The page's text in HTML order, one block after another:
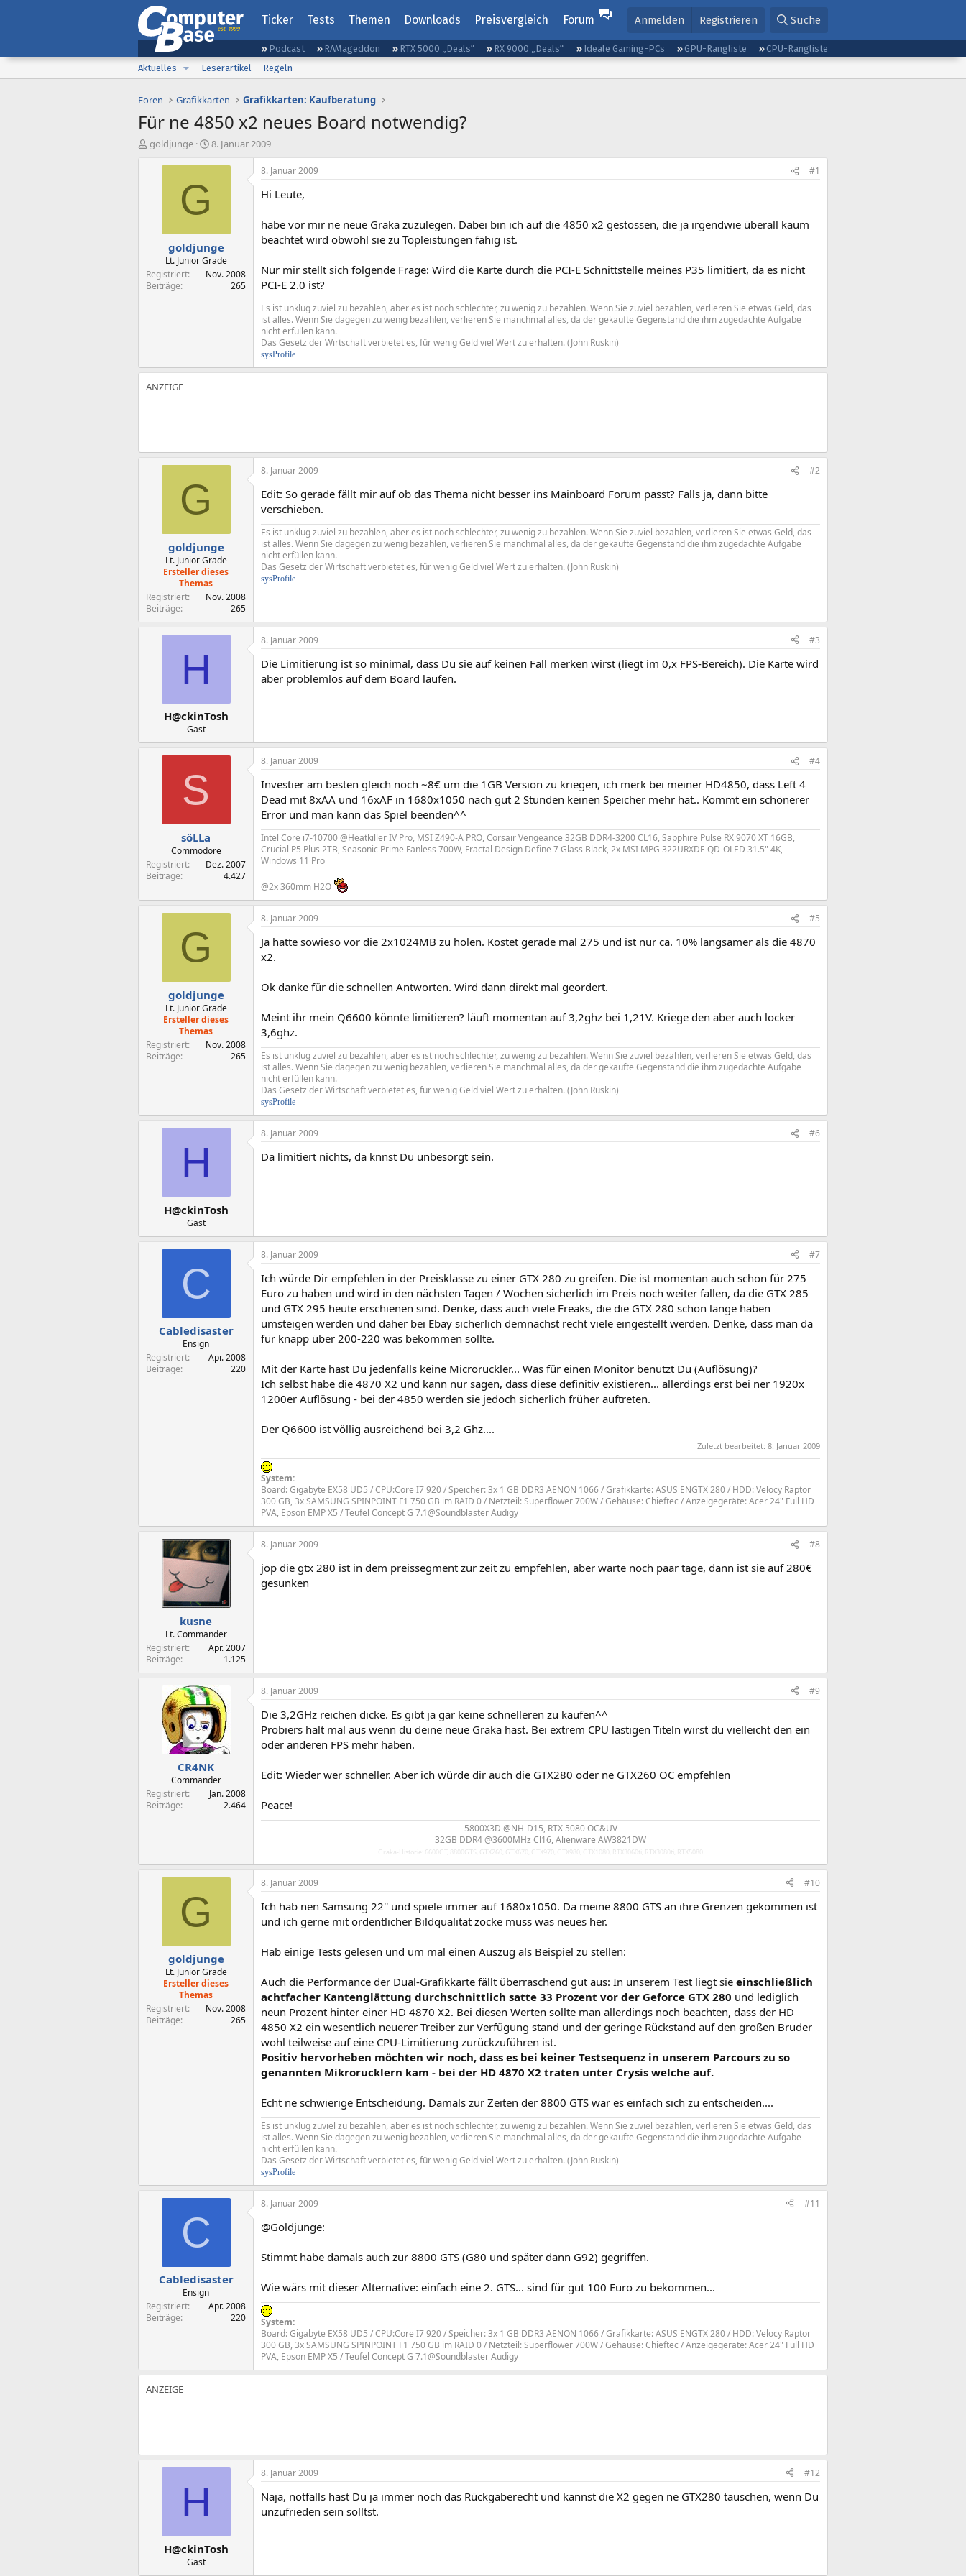
Ticker Tests Themen Downloads Preisvergleich Forum Anmelden Registrieren Suche
Podcast RAMageddon RTX 5000 „Deals“ RX 9000 „Deals“ Ideale Gaming-PCs GPU-Rangliste
CPU-Rangliste
Aktuelles
Leserartikel Regeln
Foren Grafikkarten Grafikkarten: Kaufberatung
Für ne 4850 x2 neues Board notwendig?
E
goldjunge
E
s
t
a
m
8. Januar 2009
G
goldjunge
Lt. Junior Grade
Registriert
Nov. 2008
Beiträge
265
8. Januar 2009 #1
Hi Leute,
habe vor mir ne neue Graka zuzulegen. Dabei bin ich auf die 4850 x2 gestossen, die ja irgendwie überall kaum
beachtet wird obwohl sie zu Topleistungen fähig ist.
Nur mir stellt sich folgende Frage: Wird die Karte durch die PCI-E Schnittstelle meines P35 limitiert, da es nicht
PCI-E 2.0 ist?
Es ist unklug zuviel zu bezahlen, aber es ist noch schlechter, zu wenig zu bezahlen. Wenn Sie zuviel bezahlen, verlieren Sie etwas Geld, das
ist alles. Wenn Sie dagegen zu wenig bezahlen, verlieren Sie manchmal alles, da der gekaufte Gegenstand die ihm zugedachte Aufgabe
nicht erfüllen kann.
Das Gesetz der Wirtschaft verbietet es, für wenig Geld viel Wert zu erhalten. (John Ruskin)
sysProfile
G
goldjunge
Lt. Junior Grade
Ersteller dieses
Themas
Registriert
Nov. 2008
Beiträge
265
8. Januar 2009 #2
Edit: So gerade fällt mir auf ob das Thema nicht besser ins Mainboard Forum passt? Falls ja, dann bitte
verschieben.
Es ist unklug zuviel zu bezahlen, aber es ist noch schlechter, zu wenig zu bezahlen. Wenn Sie zuviel bezahlen, verlieren Sie etwas Geld, das
ist alles. Wenn Sie dagegen zu wenig bezahlen, verlieren Sie manchmal alles, da der gekaufte Gegenstand die ihm zugedachte Aufgabe
nicht erfüllen kann.
Das Gesetz der Wirtschaft verbietet es, für wenig Geld viel Wert zu erhalten. (John Ruskin)
sysProfile
H
H@ckinTosh
Gast
8. Januar 2009 #3
Die Limitierung ist so minimal, dass Du sie auf keinen Fall merken wirst (liegt im 0,x FPS-Bereich). Die Karte wird
aber problemlos auf dem Board laufen.
S
söLLa
Commodore
Registriert
Dez. 2007
Beiträge
4.427
8. Januar 2009 #4
Investier am besten gleich noch ~8€ um die 1GB Version zu kriegen, ich merk bei meiner HD4850, dass Left 4
Dead mit 8xAA und 16xAF in 1680x1050 nach gut 2 Stunden keinen Speicher mehr hat.. Kommt ein schönerer
Error und man kann das Spiel beenden^^
Intel Core i7-10700 @Heatkiller IV Pro, MSI Z490-A PRO, Corsair Vengeance 32GB DDR4-3200 CL16, Sapphire Pulse RX 9070 XT 16GB,
Crucial P5 Plus 2TB, Seasonic Prime Fanless 700W, Fractal Design Define 7 Glass Black, 2x MSI MPG 322URXDE QD-OLED 31.5" 4K,
Windows 11 Pro
@2x 360mm H2O
G
goldjunge
Lt. Junior Grade
Ersteller dieses
Themas
Registriert
Nov. 2008
Beiträge
265
8. Januar 2009 #5
Ja hatte sowieso vor die 2x1024MB zu holen. Kostet gerade mal 275 und ist nur ca. 10% langsamer als die 4870
x2.
Ok danke für die schnellen Antworten. Wird dann direkt mal geordert.
Meint ihr mein Q6600 könnte limitieren? läuft momentan auf 3,2ghz bei 1,21V. Kriege den aber auch locker
3,6ghz.
Es ist unklug zuviel zu bezahlen, aber es ist noch schlechter, zu wenig zu bezahlen. Wenn Sie zuviel bezahlen, verlieren Sie etwas Geld, das
ist alles. Wenn Sie dagegen zu wenig bezahlen, verlieren Sie manchmal alles, da der gekaufte Gegenstand die ihm zugedachte Aufgabe
nicht erfüllen kann.
Das Gesetz der Wirtschaft verbietet es, für wenig Geld viel Wert zu erhalten. (John Ruskin)
sysProfile
H
H@ckinTosh
Gast
8. Januar 2009 #6
Da limitiert nichts, da knnst Du unbesorgt sein.
C
Cabledisaster
Ensign
Registriert
Apr. 2008
Beiträge
220
8. Januar 2009 #7
Ich würde Dir empfehlen in der Preisklasse zu einer GTX 280 zu greifen. Die ist momentan auch schon für 275
Euro zu haben und wird in den nächsten Tagen / Wochen sicherlich im Preis noch weiter fallen, da die GTX 285
und GTX 295 heute erschienen sind. Denke, dass auch viele Freaks, die die GTX 280 schon lange haben
umsteigen werden und daher bei Ebay sicherlich demnächst recht viele eingestellt werden. Denke, dass man da
für knapp über 200-220 was bekommen sollte.
Mit der Karte hast Du jedenfalls keine Microruckler... Was für einen Monitor benutzt Du (Auflösung)?
Ich selbst habe die 4870 X2 und kann nur sagen, dass diese definitiv existieren... allerdings erst bei ner 1920x
1200er Auflösung - bei der 4850 werden sie jedoch sicherlich früher auftreten.
Der Q6600 ist völlig ausreichend bei 3,2 Ghz....
Zuletzt bearbeitet: 8. Januar 2009
System:
Board: Gigabyte EX58 UD5 / CPU:Core I7 920 / Speicher: 3x 1 GB DDR3 AENON 1066 / Grafikkarte: ASUS ENGTX 280 / HDD: Velocy Raptor
300 GB, 3x SAMSUNG SPINPOINT F1 750 GB im RAID 0 / Netzteil: Superflower 700W / Gehäuse: Chieftec / Anzeigegeräte: Acer 24" Full HD
PVA, Epson EMP X5 / Teufel Concept G 7.1@Soundblaster Audigy
kusne
Lt. Commander
Registriert
Apr. 2007
Beiträge
1.125
8. Januar 2009 #8
jop die gtx 280 ist in dem preissegment zur zeit zu empfehlen, aber warte noch paar tage, dann ist sie auf 280€
gesunken
CR4NK
Commander
Registriert
Jan. 2008
Beiträge
2.464
8. Januar 2009 #9
Die 3,2GHz reichen dicke. Es gibt ja gar keine schnelleren zu kaufen^^
Probiers halt mal aus wenn du deine neue Graka hast. Bei extrem CPU lastigen Titeln wirst du vielleicht den ein
oder anderen FPS mehr haben.
Edit: Wieder wer schneller. Aber ich würde dir auch die GTX280 oder ne GTX260 OC empfehlen
Peace!
5800X3D @NH-D15, RTX 5080 OC&UV
32GB DDR4 @3600MHz Cl16, Alienware AW3821DW
Graka-Historie: 6600GT, 8800GTS, GTX260, GTX670, GTX970, GTX980, GTX1080, RTX3060ti, RTX3080ti, RTX5080
G
goldjunge
Lt. Junior Grade
Ersteller dieses
Themas
Registriert
Nov. 2008
Beiträge
265
8. Januar 2009 #10
Ich hab nen Samsung 22'' und spiele immer auf 1680x1050. Da meine 8800 GTS an ihre Grenzen gekommen ist
und ich gerne mit ordentlicher Bildqualität zocke muss was neues her.
Hab einige Tests gelesen und um mal einen Auszug als Beispiel zu stellen:
Auch die Performance der Dual-Grafikkarte fällt überraschend gut aus: In unserem Test liegt sie einschließlich
achtfacher Kantenglättung durchschnittlich satte 33 Prozent vor der Geforce GTX 280 und lediglich
neun Prozent hinter einer HD 4870 X2. Bei diesen Werten sollte man allerdings noch beachten, dass der HD
4850 X2 ein wesentlich neuerer Treiber zur Verfügung stand und der geringe Rückstand auf den großen Bruder
wohl teilweise auf eine CPU-Limitierung zurückzuführen ist.
Positiv hervorheben möchten wir noch, dass es bei keiner Testsequenz in unserem Parcours zu so
genannten Mikrorucklern kam - bei der HD 4870 X2 traten unter Crysis welche auf.
Echt ne schwierige Entscheidung. Damals zur Zeiten der 8800 GTS war es einfach sich zu entscheiden....
Es ist unklug zuviel zu bezahlen, aber es ist noch schlechter, zu wenig zu bezahlen. Wenn Sie zuviel bezahlen, verlieren Sie etwas Geld, das
ist alles. Wenn Sie dagegen zu wenig bezahlen, verlieren Sie manchmal alles, da der gekaufte Gegenstand die ihm zugedachte Aufgabe
nicht erfüllen kann.
Das Gesetz der Wirtschaft verbietet es, für wenig Geld viel Wert zu erhalten. (John Ruskin)
sysProfile
C
Cabledisaster
Ensign
Registriert
Apr. 2008
Beiträge
220
8. Januar 2009 #11
@Goldjunge:
Stimmt habe damals auch zur 8800 GTS (G80 und später dann G92) gegriffen.
Wie wärs mit dieser Alternative: einfach eine 2. GTS... sind für gut 100 Euro zu bekommen...
System:
Board: Gigabyte EX58 UD5 / CPU:Core I7 920 / Speicher: 3x 1 GB DDR3 AENON 1066 / Grafikkarte: ASUS ENGTX 280 / HDD: Velocy Raptor
300 GB, 3x SAMSUNG SPINPOINT F1 750 GB im RAID 0 / Netzteil: Superflower 700W / Gehäuse: Chieftec / Anzeigegeräte: Acer 24" Full HD
PVA, Epson EMP X5 / Teufel Concept G 7.1@Soundblaster Audigy
H
H@ckinTosh
Gast
8. Januar 2009 #12
Naja, notfalls hast Du ja immer noch das Rückgaberecht und kannst die X2 gegen ne GTX280 tauschen, wenn Du
unzufrieden sein solltst.